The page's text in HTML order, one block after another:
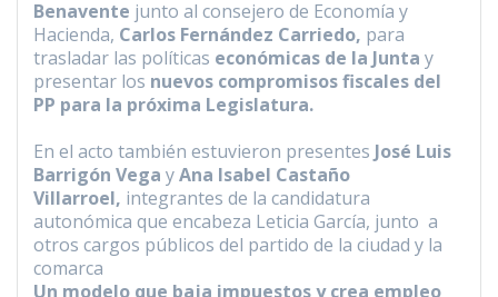
Benavente junto al consejero de Economía y
Hacienda, Carlos Fernández Carriedo, para
trasladar las políticas económicas de la Junta y
presentar los nuevos compromisos fiscales del
PP para la próxima Legislatura.
En el acto también estuvieron presentes José Luis
Barrigón Vega yAna Isabel Castaño
Villarroel, integrantes de la candidatura
autonómica que encabeza Leticia García, junto a
otros cargos públicos del partido de la ciudad y la
comarca
Un modelo que baja impuestos y crea empleo